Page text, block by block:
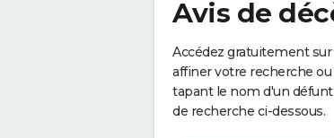
Avis de
Accédez gratuitement sur
affiner votre recherche
tapant le nom d'un
de recherche ci-dessous.